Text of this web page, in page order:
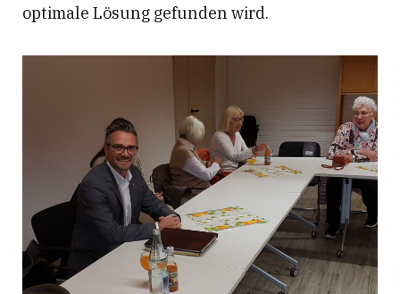
optimale Lösung gefunden wird.